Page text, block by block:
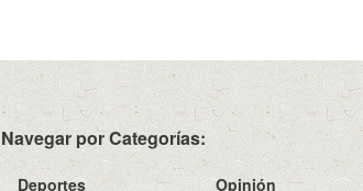
Navegar por Categorías:
Deportes Opinión